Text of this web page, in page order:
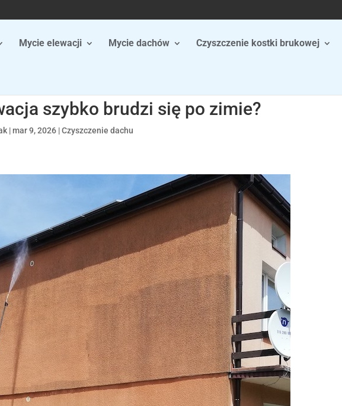
Mycie elewacji Mycie dachów Czyszczenie kostki brukowej
szybko brudzi się po zimie?
|mar 9, 2026 |Czyszczenie dachu